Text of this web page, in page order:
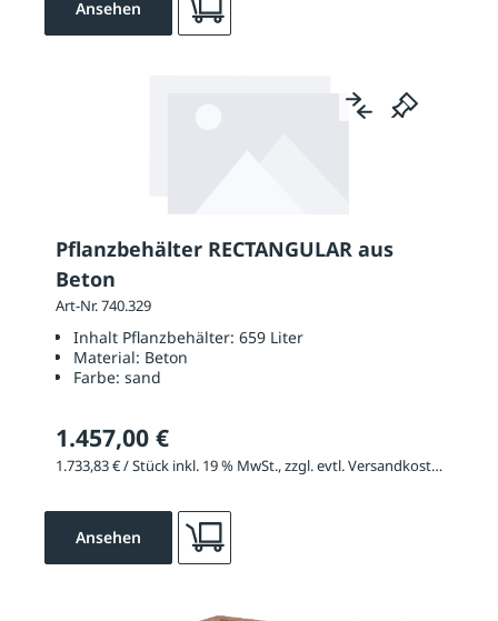
Ansehen
Pflanzbehälter RECTANGULAR aus
Beton
Art-Nr. 740.329
Inhalt Pflanzbehälter: 659 Liter
Material: Beton
Farbe: sand
1.457,00 €
1.733,83 € / Stück inkl. 19 % MwSt., zzgl. evtl. Versandkosten
Ansehen